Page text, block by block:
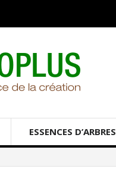
ESSENCES D’ARBRES